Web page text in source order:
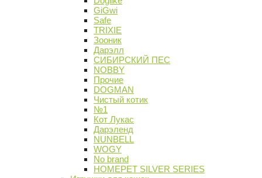
GiGwi
Safe
TRIXIE
Зооник
Дарэлл
СИБИРСКИЙ ПЕС
NOBBY
Прочие
DOGMAN
Чистый котик
№1
Кот Лукас
Дарэленд
NUNBELL
WOGY
No brand
HOMEPET SILVER SERIES